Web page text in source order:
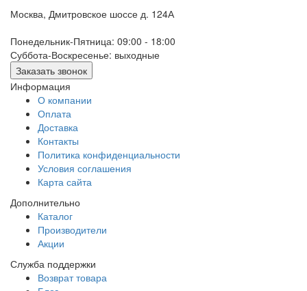
Москва, Дмитровское шоссе д. 124А
Понедельник-Пятница: 09:00 - 18:00
Суббота-Воскресенье: выходные
Заказать звонок
Информация
О компании
Оплата
Доставка
Контакты
Политика конфиденциальности
Условия соглашения
Карта сайта
Дополнительно
Каталог
Производители
Акции
Служба поддержки
Возврат товара